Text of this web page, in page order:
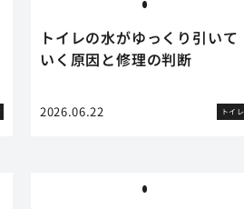
トイレの水がゆっくり引いて
いく原因と修理の判断
2026.06.22 トイレ